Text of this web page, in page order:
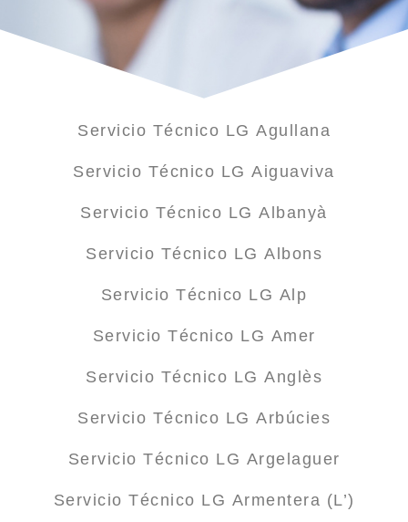
Servicio Técnico LG Agullana
Servicio Técnico LG Aiguaviva
Servicio Técnico LG Albanyà
Servicio Técnico LG Albons
Servicio Técnico LG Alp
Servicio Técnico LG Amer
Servicio Técnico LG Anglès
Servicio Técnico LG Arbúcies
Servicio Técnico LG Argelaguer
Servicio Técnico LG Armentera (L’)